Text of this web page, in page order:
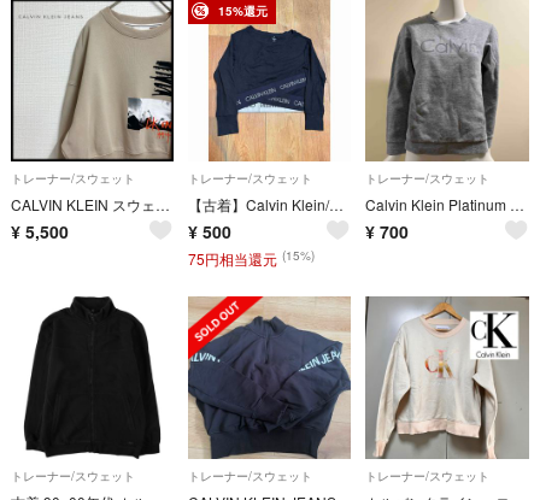
トレーナー/スウェット
CALVIN KLEIN スウェット クロップド丈 プリントトレーナー ベージュ
¥ 5,500
15%還元
トレーナー/スウェット
【古着】Calvin Klein/レディース/長袖トレーナー/S
¥ 500
75円相当還元 (15%)
トレーナー/スウェット
Calvin Klein Platinum スウェット グレー XS
¥ 700
トレーナー/スウェット トレーナー/スウェット トレーナー/スウェット